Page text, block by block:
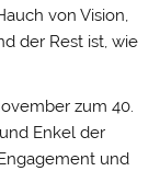
von Vision,
der Rest ist, wie
zum 40.
Enkel der
und